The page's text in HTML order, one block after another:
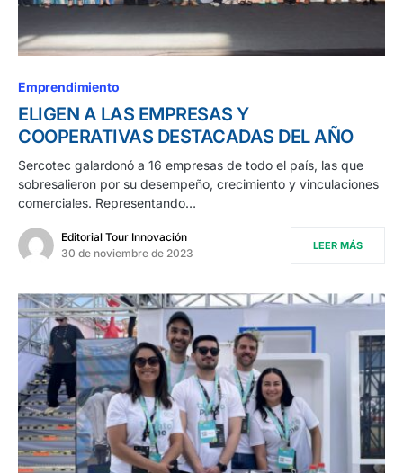
Emprendimiento
ELIGEN A LAS EMPRESAS Y
COOPERATIVAS DESTACADAS DEL AÑO
Sercotec galardonó a 16 empresas de todo el país, las que
sobresalieron por su desempeño, crecimiento y vinculaciones
comerciales. Representando…
Editorial Tour Innovación
30 de noviembre de 2023
LEER MÁS